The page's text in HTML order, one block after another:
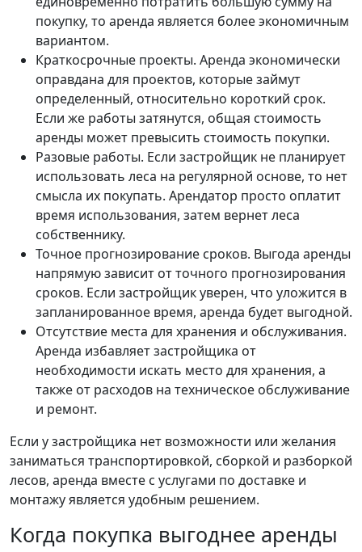
покупку, то аренда является более экономичным
вариантом.
Краткосрочные проекты. Аренда экономически
оправдана для проектов, которые займут
определенный, относительно короткий срок.
Если же работы затянутся, общая стоимость
аренды может превысить стоимость покупки.
Разовые работы. Если застройщик не планирует
использовать леса на регулярной основе, то нет
смысла их покупать. Арендатор просто оплатит
время использования, затем вернет леса
собственнику.
Точное прогнозирование сроков. Выгода аренды
напрямую зависит от точного прогнозирования
сроков. Если застройщик уверен, что уложится в
запланированное время, аренда будет выгодной.
Отсутствие места для хранения и обслуживания.
Аренда избавляет застройщика от
необходимости искать место для хранения, а
также от расходов на техническое обслуживание
и ремонт.
Если у застройщика нет возможности или желания
заниматься транспортировкой, сборкой и разборкой
лесов, аренда вместе с услугами по доставке и
монтажу является удобным решением.
Когда покупка выгоднее аренды